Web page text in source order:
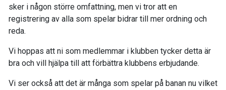
sker i någon större omfattning, men vi tror att en
registrering av alla som spelar bidrar till mer ordning och
reda.
Vi hoppas att ni som medlemmar i klubben tycker detta är
bra och vill hjälpa till att förbättra klubbens erbjudande.
Vi ser också att det är många som spelar på banan nu vilket